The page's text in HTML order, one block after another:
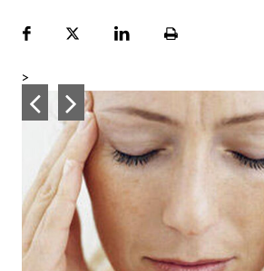
FacebookPlattformLinekdInSeite
>